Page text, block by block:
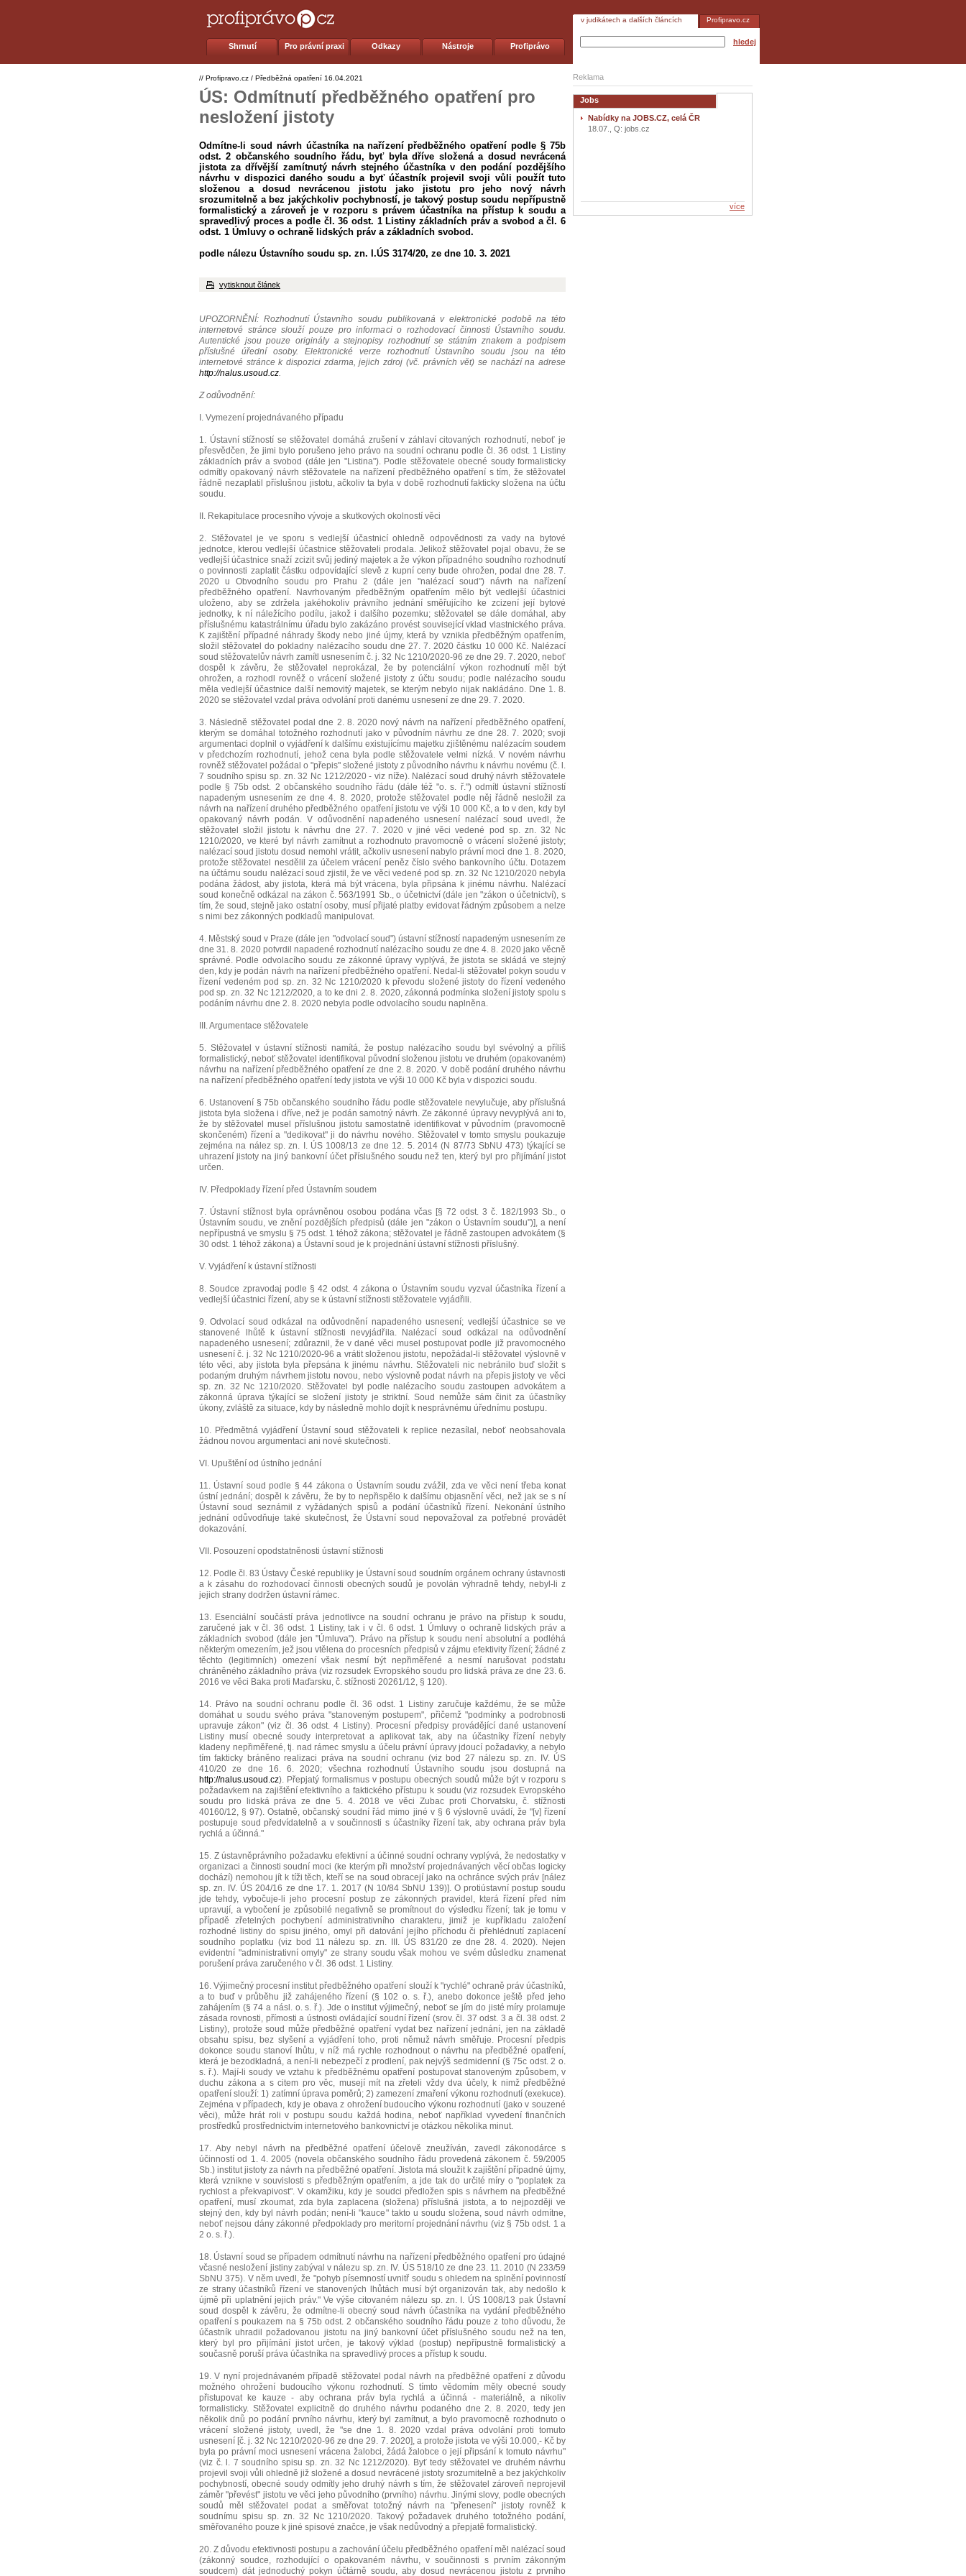
Shrnutí Pro právní praxi Odkazy Nástroje Profiprávo
v judikátech a dalších článcích Profipravo.cz
hledej
// Profipravo.cz / Předběžná opatření 16.04.2021
ÚS: Odmítnutí předběžného opatření pro
nesložení jistoty
Odmítne-li soud návrh účastníka na nařízení předběžného opatření podle § 75b
odst. 2 občanského soudního řádu, byť byla dříve složená a dosud nevrácená
jistota za dřívější zamítnutý návrh stejného účastníka v den podání pozdějšího
návrhu v dispozici daného soudu a byť účastník projevil svoji vůli použít tuto
složenou a dosud nevrácenou jistotu jako jistotu pro jeho nový návrh
srozumitelně a bez jakýchkoliv pochybností, je takový postup soudu nepřípustně
formalistický a zároveň je v rozporu s právem účastníka na přístup k soudu a
spravedlivý proces a podle čl. 36 odst. 1 Listiny základních práv a svobod a čl. 6
odst. 1 Úmluvy o ochraně lidských práv a základních svobod.
podle nálezu Ústavního soudu sp. zn. I.ÚS 3174/20, ze dne 10. 3. 2021
vytisknout článek
UPOZORNĚNÍ: Rozhodnutí Ústavního soudu publikovaná v elektronické podobě na této
internetové stránce slouží pouze pro informaci o rozhodovací činnosti Ústavního soudu.
Autentické jsou pouze originály a stejnopisy rozhodnutí se státním znakem a podpisem
příslušné úřední osoby. Elektronické verze rozhodnutí Ústavního soudu jsou na této
internetové stránce k dispozici zdarma, jejich zdroj (vč. právních vět) se nachází na adrese
http://nalus.usoud.cz.
Z odůvodnění:
I. Vymezení projednávaného případu
1. Ústavní stížností se stěžovatel domáhá zrušení v záhlaví citovaných rozhodnutí, neboť je
přesvědčen, že jimi bylo porušeno jeho právo na soudní ochranu podle čl. 36 odst. 1 Listiny
základních práv a svobod (dále jen "Listina"). Podle stěžovatele obecné soudy formalisticky
odmítly opakovaný návrh stěžovatele na nařízení předběžného opatření s tím, že stěžovatel
řádně nezaplatil příslušnou jistotu, ačkoliv ta byla v době rozhodnutí fakticky složena na účtu
soudu.
II. Rekapitulace procesního vývoje a skutkových okolností věci
2. Stěžovatel je ve sporu s vedlejší účastnicí ohledně odpovědnosti za vady na bytové
jednotce, kterou vedlejší účastnice stěžovateli prodala. Jelikož stěžovatel pojal obavu, že se
vedlejší účastnice snaží zcizit svůj jediný majetek a že výkon případného soudního rozhodnutí
o povinnosti zaplatit částku odpovídající slevě z kupní ceny bude ohrožen, podal dne 28. 7.
2020 u Obvodního soudu pro Prahu 2 (dále jen "nalézací soud") návrh na nařízení
předběžného opatření. Navrhovaným předběžným opatřením mělo být vedlejší účastnici
uloženo, aby se zdržela jakéhokoliv právního jednání směřujícího ke zcizení její bytové
jednotky, k ní náležícího podílu, jakož i dalšího pozemku; stěžovatel se dále domáhal, aby
příslušnému katastrálnímu úřadu bylo zakázáno provést související vklad vlastnického práva.
K zajištění případné náhrady škody nebo jiné újmy, která by vznikla předběžným opatřením,
složil stěžovatel do pokladny nalézacího soudu dne 27. 7. 2020 částku 10 000 Kč. Nalézací
soud stěžovatelův návrh zamítl usnesením č. j. 32 Nc 1210/2020-96 ze dne 29. 7. 2020, neboť
dospěl k závěru, že stěžovatel neprokázal, že by potenciální výkon rozhodnutí měl být
ohrožen, a rozhodl rovněž o vrácení složené jistoty z účtu soudu; podle nalézacího soudu
měla vedlejší účastnice další nemovitý majetek, se kterým nebylo nijak nakládáno. Dne 1. 8.
2020 se stěžovatel vzdal práva odvolání proti danému usnesení ze dne 29. 7. 2020.
3. Následně stěžovatel podal dne 2. 8. 2020 nový návrh na nařízení předběžného opatření,
kterým se domáhal totožného rozhodnutí jako v původním návrhu ze dne 28. 7. 2020; svoji
argumentaci doplnil o vyjádření k dalšímu existujícímu majetku zjištěnému nalézacím soudem
v předchozím rozhodnutí, jehož cena byla podle stěžovatele velmi nízká. V novém návrhu
rovněž stěžovatel požádal o "přepis" složené jistoty z původního návrhu k návrhu novému (č. l.
7 soudního spisu sp. zn. 32 Nc 1212/2020 - viz níže). Nalézací soud druhý návrh stěžovatele
podle § 75b odst. 2 občanského soudního řádu (dále též "o. s. ř.") odmítl ústavní stížností
napadeným usnesením ze dne 4. 8. 2020, protože stěžovatel podle něj řádně nesložil za
návrh na nařízení druhého předběžného opatření jistotu ve výši 10 000 Kč, a to v den, kdy byl
opakovaný návrh podán. V odůvodnění napadeného usnesení nalézací soud uvedl, že
stěžovatel složil jistotu k návrhu dne 27. 7. 2020 v jiné věci vedené pod sp. zn. 32 Nc
1210/2020, ve které byl návrh zamítnut a rozhodnuto pravomocně o vrácení složené jistoty;
nalézací soud jistotu dosud nemohl vrátit, ačkoliv usnesení nabylo právní moci dne 1. 8. 2020,
protože stěžovatel nesdělil za účelem vrácení peněz číslo svého bankovního účtu. Dotazem
na účtárnu soudu nalézací soud zjistil, že ve věci vedené pod sp. zn. 32 Nc 1210/2020 nebyla
podána žádost, aby jistota, která má být vrácena, byla připsána k jinému návrhu. Nalézací
soud konečně odkázal na zákon č. 563/1991 Sb., o účetnictví (dále jen "zákon o účetnictví), s
tím, že soud, stejně jako ostatní osoby, musí přijaté platby evidovat řádným způsobem a nelze
s nimi bez zákonných podkladů manipulovat.
4. Městský soud v Praze (dále jen "odvolací soud") ústavní stížností napadeným usnesením ze
dne 31. 8. 2020 potvrdil napadené rozhodnutí nalézacího soudu ze dne 4. 8. 2020 jako věcně
správné. Podle odvolacího soudu ze zákonné úpravy vyplývá, že jistota se skládá ve stejný
den, kdy je podán návrh na nařízení předběžného opatření. Nedal-li stěžovatel pokyn soudu v
řízení vedeném pod sp. zn. 32 Nc 1210/2020 k převodu složené jistoty do řízení vedeného
pod sp. zn. 32 Nc 1212/2020, a to ke dni 2. 8. 2020, zákonná podmínka složení jistoty spolu s
podáním návrhu dne 2. 8. 2020 nebyla podle odvolacího soudu naplněna.
III. Argumentace stěžovatele
5. Stěžovatel v ústavní stížnosti namítá, že postup nalézacího soudu byl svévolný a příliš
formalistický, neboť stěžovatel identifikoval původní složenou jistotu ve druhém (opakovaném)
návrhu na nařízení předběžného opatření ze dne 2. 8. 2020. V době podání druhého návrhu
na nařízení předběžného opatření tedy jistota ve výši 10 000 Kč byla v dispozici soudu.
6. Ustanovení § 75b občanského soudního řádu podle stěžovatele nevylučuje, aby příslušná
jistota byla složena i dříve, než je podán samotný návrh. Ze zákonné úpravy nevyplývá ani to,
že by stěžovatel musel příslušnou jistotu samostatně identifikovat v původním (pravomocně
skončeném) řízení a "dedikovat" ji do návrhu nového. Stěžovatel v tomto smyslu poukazuje
zejména na nález sp. zn. I. ÚS 1008/13 ze dne 12. 5. 2014 (N 87/73 SbNU 473) týkající se
uhrazení jistoty na jiný bankovní účet příslušného soudu než ten, který byl pro přijímání jistot
určen.
IV. Předpoklady řízení před Ústavním soudem
7. Ústavní stížnost byla oprávněnou osobou podána včas [§ 72 odst. 3 č. 182/1993 Sb., o
Ústavním soudu, ve znění pozdějších předpisů (dále jen "zákon o Ústavním soudu")], a není
nepřípustná ve smyslu § 75 odst. 1 téhož zákona; stěžovatel je řádně zastoupen advokátem (§
30 odst. 1 téhož zákona) a Ústavní soud je k projednání ústavní stížnosti příslušný.
V. Vyjádření k ústavní stížnosti
8. Soudce zpravodaj podle § 42 odst. 4 zákona o Ústavním soudu vyzval účastníka řízení a
vedlejší účastnici řízení, aby se k ústavní stížnosti stěžovatele vyjádřili.
9. Odvolací soud odkázal na odůvodnění napadeného usnesení; vedlejší účastnice se ve
stanovené lhůtě k ústavní stížnosti nevyjádřila. Nalézací soud odkázal na odůvodnění
napadeného usnesení; zdůraznil, že v dané věci musel postupovat podle již pravomocného
usnesení č. j. 32 Nc 1210/2020-96 a vrátit složenou jistotu, nepožádal-li stěžovatel výslovně v
této věci, aby jistota byla přepsána k jinému návrhu. Stěžovateli nic nebránilo buď složit s
podaným druhým návrhem jistotu novou, nebo výslovně podat návrh na přepis jistoty ve věci
sp. zn. 32 Nc 1210/2020. Stěžovatel byl podle nalézacího soudu zastoupen advokátem a
zákonná úprava týkající se složení jistoty je striktní. Soud nemůže sám činit za účastníky
úkony, zvláště za situace, kdy by následně mohlo dojít k nesprávnému úřednímu postupu.
10. Předmětná vyjádření Ústavní soud stěžovateli k replice nezasílal, neboť neobsahovala
žádnou novou argumentaci ani nové skutečnosti.
VI. Upuštění od ústního jednání
11. Ústavní soud podle § 44 zákona o Ústavním soudu zvážil, zda ve věci není třeba konat
ústní jednání; dospěl k závěru, že by to nepřispělo k dalšímu objasnění věci, než jak se s ní
Ústavní soud seznámil z vyžádaných spisů a podání účastníků řízení. Nekonání ústního
jednání odůvodňuje také skutečnost, že Ústavní soud nepovažoval za potřebné provádět
dokazování.
VII. Posouzení opodstatněnosti ústavní stížnosti
12. Podle čl. 83 Ústavy České republiky je Ústavní soud soudním orgánem ochrany ústavnosti
a k zásahu do rozhodovací činnosti obecných soudů je povolán výhradně tehdy, nebyl-li z
jejich strany dodržen ústavní rámec.
13. Esenciální součástí práva jednotlivce na soudní ochranu je právo na přístup k soudu,
zaručené jak v čl. 36 odst. 1 Listiny, tak i v čl. 6 odst. 1 Úmluvy o ochraně lidských práv a
základních svobod (dále jen "Úmluva"). Právo na přístup k soudu není absolutní a podléhá
některým omezením, jež jsou vtělena do procesních předpisů v zájmu efektivity řízení; žádné z
těchto (legitimních) omezení však nesmí být nepřiměřené a nesmí narušovat podstatu
chráněného základního práva (viz rozsudek Evropského soudu pro lidská práva ze dne 23. 6.
2016 ve věci Baka proti Maďarsku, č. stížnosti 20261/12, § 120).
14. Právo na soudní ochranu podle čl. 36 odst. 1 Listiny zaručuje každému, že se může
domáhat u soudu svého práva "stanoveným postupem", přičemž "podmínky a podrobnosti
upravuje zákon" (viz čl. 36 odst. 4 Listiny). Procesní předpisy provádějící dané ustanovení
Listiny musí obecné soudy interpretovat a aplikovat tak, aby na účastníky řízení nebyly
kladeny nepřiměřené, tj. nad rámec smyslu a účelu právní úpravy jdoucí požadavky, a nebylo
tím fakticky bráněno realizaci práva na soudní ochranu (viz bod 27 nálezu sp. zn. IV. ÚS
410/20 ze dne 16. 6. 2020; všechna rozhodnutí Ústavního soudu jsou dostupná na
http://nalus.usoud.cz). Přepjatý formalismus v postupu obecných soudů může být v rozporu s
požadavkem na zajištění efektivního a faktického přístupu k soudu (viz rozsudek Evropského
soudu pro lidská práva ze dne 5. 4. 2018 ve věci Zubac proti Chorvatsku, č. stížnosti
40160/12, § 97). Ostatně, občanský soudní řád mimo jiné v § 6 výslovně uvádí, že "[v] řízení
postupuje soud předvídatelně a v součinnosti s účastníky řízení tak, aby ochrana práv byla
rychlá a účinná."
15. Z ústavněprávního požadavku efektivní a účinné soudní ochrany vyplývá, že nedostatky v
organizaci a činnosti soudní moci (ke kterým při množství projednávaných věcí občas logicky
dochází) nemohou jít k tíži těch, kteří se na soud obracejí jako na ochránce svých práv [nález
sp. zn. IV. ÚS 204/16 ze dne 17. 1. 2017 (N 10/84 SbNU 139)]. O protiústavní postup soudu
jde tehdy, vybočuje-li jeho procesní postup ze zákonných pravidel, která řízení před ním
upravují, a vybočení je způsobilé negativně se promítnout do výsledku řízení; tak je tomu v
případě zřetelných pochybení administrativního charakteru, jimiž je kupříkladu založení
rozhodné listiny do spisu jiného, omyl při datování jejího příchodu či přehlédnutí zaplacení
soudního poplatku (viz bod 11 nálezu sp. zn. III. ÚS 831/20 ze dne 28. 4. 2020). Nejen
evidentní "administrativní omyly" ze strany soudu však mohou ve svém důsledku znamenat
porušení práva zaručeného v čl. 36 odst. 1 Listiny.
16. Výjimečný procesní institut předběžného opatření slouží k "rychlé" ochraně práv účastníků,
a to buď v průběhu již zahájeného řízení (§ 102 o. s. ř.), anebo dokonce ještě před jeho
zahájením (§ 74 a násl. o. s. ř.). Jde o institut výjimečný, neboť se jím do jisté míry prolamuje
zásada rovnosti, přímosti a ústnosti ovládající soudní řízení (srov. čl. 37 odst. 3 a čl. 38 odst. 2
Listiny), protože soud může předběžné opatření vydat bez nařízení jednání, jen na základě
obsahu spisu, bez slyšení a vyjádření toho, proti němuž návrh směřuje. Procesní předpis
dokonce soudu stanoví lhůtu, v níž má rychle rozhodnout o návrhu na předběžné opatření,
která je bezodkladná, a není-li nebezpečí z prodlení, pak nejvýš sedmidenní (§ 75c odst. 2 o.
s. ř.). Mají-li soudy ve vztahu k předběžnému opatření postupovat stanoveným způsobem, v
duchu zákona a s citem pro věc, musejí mít na zřeteli vždy dva účely, k nimž předběžné
opatření slouží: 1) zatímní úprava poměrů; 2) zamezení zmaření výkonu rozhodnutí (exekuce).
Zejména v případech, kdy je obava z ohrožení budoucího výkonu rozhodnutí (jako v souzené
věci), může hrát roli v postupu soudu každá hodina, neboť například vyvedení finančních
prostředků prostřednictvím internetového bankovnictví je otázkou několika minut.
17. Aby nebyl návrh na předběžné opatření účelově zneužíván, zavedl zákonodárce s
účinností od 1. 4. 2005 (novela občanského soudního řádu provedená zákonem č. 59/2005
Sb.) institut jistoty za návrh na předběžné opatření. Jistota má sloužit k zajištění případné újmy,
která vznikne v souvislosti s předběžným opatřením, a jde tak do určité míry o "poplatek za
rychlost a překvapivost". V okamžiku, kdy je soudci předložen spis s návrhem na předběžné
opatření, musí zkoumat, zda byla zaplacena (složena) příslušná jistota, a to nejpozději ve
stejný den, kdy byl návrh podán; není-li "kauce" takto u soudu složena, soud návrh odmítne,
neboť nejsou dány zákonné předpoklady pro meritorní projednání návrhu (viz § 75b odst. 1 a
2 o. s. ř.).
18. Ústavní soud se případem odmítnutí návrhu na nařízení předběžného opatření pro údajné
včasné nesložení jistiny zabýval v nálezu sp. zn. IV. ÚS 518/10 ze dne 23. 11. 2010 (N 233/59
SbNU 375). V něm uvedl, že "pohyb písemností uvnitř soudu s ohledem na splnění povinností
ze strany účastníků řízení ve stanovených lhůtách musí být organizován tak, aby nedošlo k
újmě při uplatnění jejich práv." Ve výše citovaném nálezu sp. zn. I. ÚS 1008/13 pak Ústavní
soud dospěl k závěru, že odmítne-li obecný soud návrh účastníka na vydání předběžného
opatření s poukazem na § 75b odst. 2 občanského soudního řádu pouze z toho důvodu, že
účastník uhradil požadovanou jistotu na jiný bankovní účet příslušného soudu než na ten,
který byl pro přijímání jistot určen, je takový výklad (postup) nepřípustně formalistický a
současně poruší práva účastníka na spravedlivý proces a přístup k soudu.
19. V nyní projednávaném případě stěžovatel podal návrh na předběžné opatření z důvodu
možného ohrožení budoucího výkonu rozhodnutí. S tímto vědomím měly obecné soudy
přistupovat ke kauze - aby ochrana práv byla rychlá a účinná - materiálně, a nikoliv
formalisticky. Stěžovatel explicitně do druhého návrhu podaného dne 2. 8. 2020, tedy jen
několik dnů po podání prvního návrhu, který byl zamítnut, a bylo pravomocně rozhodnuto o
vrácení složené jistoty, uvedl, že "se dne 1. 8. 2020 vzdal práva odvolání proti tomuto
usnesení [č. j. 32 Nc 1210/2020-96 ze dne 29. 7. 2020], a protože jistota ve výši 10.000,- Kč by
byla po právní moci usnesení vrácena žalobci, žádá žalobce o její připsání k tomuto návrhu"
(viz č. l. 7 soudního spisu sp. zn. 32 Nc 1212/2020). Byť tedy stěžovatel ve druhém návrhu
projevil svoji vůli ohledně již složené a dosud nevrácené jistoty srozumitelně a bez jakýchkoliv
pochybností, obecné soudy odmítly jeho druhý návrh s tím, že stěžovatel zároveň neprojevil
záměr "převést" jistotu ve věci jeho původního (prvního) návrhu. Jinými slovy, podle obecných
soudů měl stěžovatel podat a směřovat totožný návrh na "přenesení" jistoty rovněž k
soudnímu spisu sp. zn. 32 Nc 1210/2020. Takový požadavek druhého totožného podání,
směřovaného pouze k jiné spisové značce, je však nedůvodný a přepjatě formalistický.
20. Z důvodu efektivnosti postupu a zachování účelu předběžného opatření měl nalézací soud
(zákonný soudce, rozhodující o opakovaném návrhu, v součinnosti s prvním zákonným
soudcem) dát jednoduchý pokyn účtárně soudu, aby dosud nevrácenou jistotu z prvního
Reklama
Jobs
Nabídky na JOBS.CZ, celá ČR
18.07., Q: jobs.cz
více